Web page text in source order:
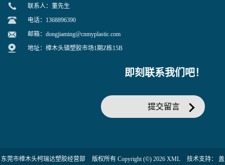
联系人：董先生
电话：1368896390
邮箱： dongjiaming@cnmyplastic.com
地址：樟木头镇塑胶市场1期Z栋15B
即刻联系我们吧！
提交留言
东莞市樟木头柯瑞达塑胶经营部 版权所有 Copyright (©) 2026 XML 技术支持： 盖